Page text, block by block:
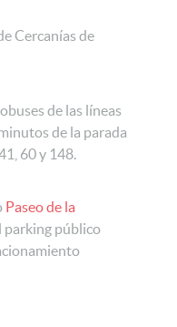
Cercanías de
de las líneas
de la parada
60 y 148.
Paseo de la
parking público